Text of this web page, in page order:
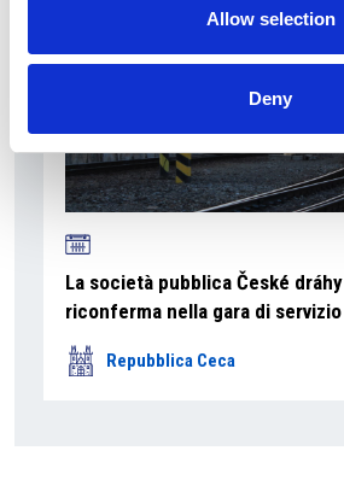
Allow selection
Deny
La società pubblica České
riconferma nella gara di
Repubblica Ceca